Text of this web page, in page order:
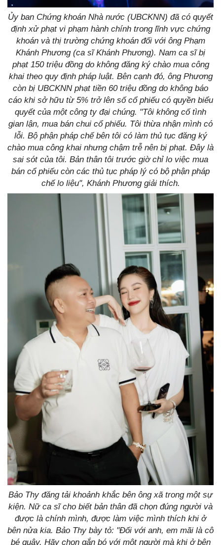
Ủy ban Chứng khoán Nhà nước (UBCKNN) đã có quyết
định xử phạt vi phạm hành chính trong lĩnh vực chứng
khoán và thị trường chứng khoán đối với ông Phạm
Khánh Phương (ca sĩ Khánh Phương). Nam ca sĩ bị
phạt 150 triệu đồng do không đăng ký chào mua công
khai theo quy định pháp luật. Bên cạnh đó, ông Phương
còn bị UBCKNN phạt tiền 60 triệu đồng do không báo
cáo khi sở hữu từ 5% trở lên số cổ phiếu có quyền biểu
quyết của một công ty đại chúng. "Tôi không cố tình
gian lận, mua bán chui cổ phiếu. Tôi thừa nhận mình có
lỗi. Bộ phận pháp chế bên tôi có làm thủ tục đăng ký
chào mua công khai nhưng chậm trễ nên bị phạt. Đây là
sai sót của tôi. Bản thân tôi trước giờ chỉ lo việc mua
bán cổ phiếu còn các thủ tục pháp lý có bộ phận pháp
chế lo liệu", Khánh Phương giải thích.
Bảo Thy đăng tải khoảnh khắc bên ông xã trong một sự
kiện. Nữ ca sĩ cho biết bản thân đã chọn đúng người và
được là chính mình, được làm việc mình thích khi ở
bên nửa kia. Bảo Thy bày tỏ: "Đối với anh, em mãi là cô
bé quậy. Hãy chọn gắn bó với một người mà khi ở bên